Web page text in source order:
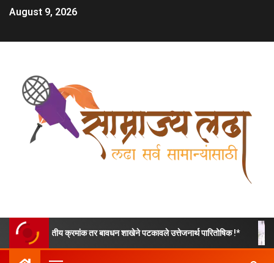
August 9, 2026
तर बावधन शाखेने पटकावले उत्तेजनार्थ पारितोषिक !* भाजपा कोथरूड उत्तर